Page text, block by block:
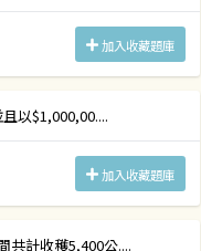
加入收藏題庫
以$1,000,00....
加入收藏題庫
共計收穫5,400公....